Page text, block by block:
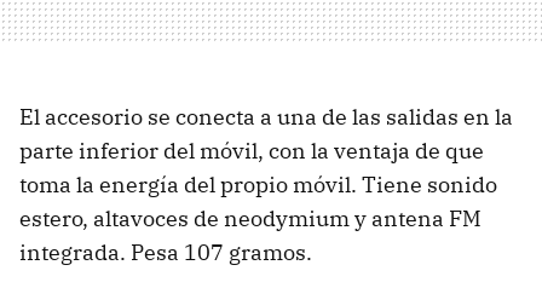
El accesorio se conecta a una de las salidas en la
parte inferior del móvil, con la ventaja de que
toma la energía del propio móvil. Tiene sonido
estero, altavoces de neodymium y antena FM
integrada. Pesa 107 gramos.